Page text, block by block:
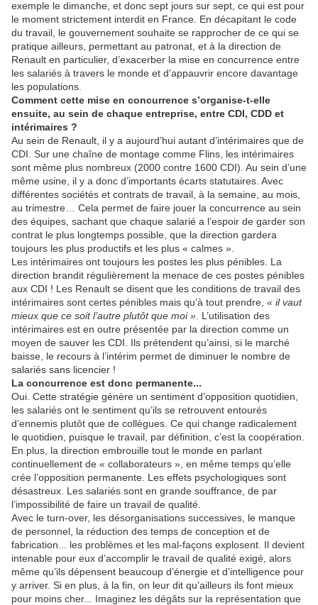
exemple le dimanche, et donc sept jours sur sept, ce qui est pour
le moment strictement interdit en France. En décapitant le code
du travail, le gouvernement souhaite se rapprocher de ce qui se
pratique ailleurs, permettant au patronat, et à la direction de
Renault en particulier, d’exacerber la mise en concurrence entre
les salariés à travers le monde et d’appauvrir encore davantage
les populations.
Comment cette mise en concurrence s’organise-t-elle
ensuite, au sein de chaque entreprise, entre CDI, CDD et
intérimaires ?
Au sein de Renault, il y a aujourd’hui autant d’intérimaires que de
CDI. Sur une chaîne de montage comme Flins, les intérimaires
sont même plus nombreux (2000 contre 1600 CDI). Au sein d’une
même usine, il y a donc d’importants écarts statutaires. Avec
différentes sociétés et contrats de travail, à la semaine, au mois,
au trimestre… Cela permet de faire jouer la concurrence au sein
des équipes, sachant que chaque salarié a l’espoir de garder son
contrat le plus longtemps possible, que la direction gardera
toujours les plus productifs et les plus « calmes ».
Les intérimaires ont toujours les postes les plus pénibles. La
direction brandit régulièrement la menace de ces postes pénibles
aux CDI ! Les Renault se disent que les conditions de travail des
intérimaires sont certes pénibles mais qu’à tout prendre, « il vaut
mieux que ce soit l’autre plutôt que moi » . L’utilisation des
intérimaires est en outre présentée par la direction comme un
moyen de sauver les CDI. Ils prétendent qu’ainsi, si le marché
baisse, le recours à l’intérim permet de diminuer le nombre de
salariés sans licencier !
La concurrence est donc permanente...
Oui. Cette stratégie génère un sentiment d’opposition quotidien,
les salariés ont le sentiment qu’ils se retrouvent entourés
d’ennemis plutôt que de collègues. Ce qui change radicalement
le quotidien, puisque le travail, par définition, c’est la coopération.
En plus, la direction embrouille tout le monde en parlant
continuellement de « collaborateurs », en même temps qu’elle
crée l’opposition permanente. Les effets psychologiques sont
désastreux. Les salariés sont en grande souffrance, de par
l’impossibilité de faire un travail de qualité.
Avec le turn-over, les désorganisations successives, le manque
de personnel, la réduction des temps de conception et de
fabrication... les problèmes et les mal-façons explosent. Il devient
intenable pour eux d’accomplir le travail de qualité exigé, alors
même qu’ils dépensent beaucoup d’énergie et d’intelligence pour
y arriver. Si en plus, à la fin, on leur dit qu’ailleurs ils font mieux
pour moins cher... Imaginez les dégâts sur la représentation que